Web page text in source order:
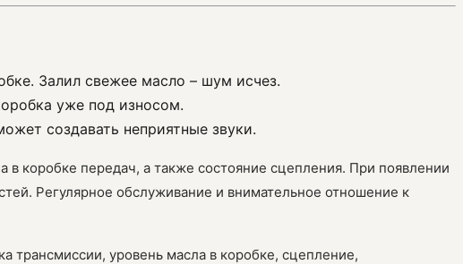
Залил свежее масло – шум исчез.
уже под износом.
создавать неприятные звуки.
коробке передач, а также состояние сцепления. При появлении
Регулярное обслуживание и внимательное отношение к
трансмиссии, уровень масла в коробке, сцепление,